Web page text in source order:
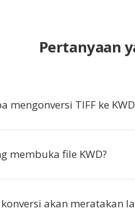
Pertanyaan
mengonversi TIFF ke
membuka file KWD?
akan meratakan